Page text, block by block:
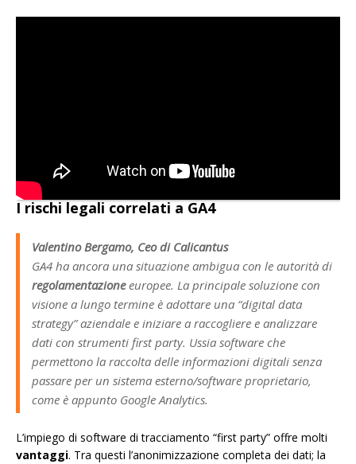
I rischi legali correlati a GA4
Valentino Bergamo, Ceo di Calicantus
GA4 ha ancora una situazione ambigua con le autorità di
regolamentazioneeuropee. La principale soluzione con
visione a lungo termine è adottare una “digital data
strategy” aziendale e iniziare a raccogliere e analizzare
dati con strumenti first party. Ussia software che
permettono la raccolta delle informazioni digitali senza
passare per un sistema esterno/software proprietario,
come è appunto Google Analytics.
L’impiego di software di tracciamento “first party” offre molti
vantaggi. Tra questi l’anonimizzazione completa dei dati; la